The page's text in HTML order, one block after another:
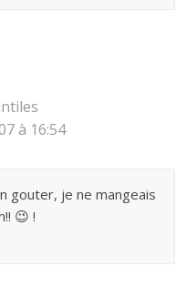
à 16:54
gouter, je ne mangeais
😉 !